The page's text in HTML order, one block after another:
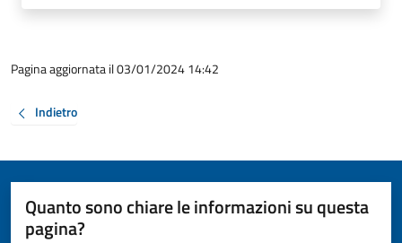
Pagina aggiornata il 03/01/2024 14:42
Indietro
Quanto sono chiare le informazioni su questa
pagina?